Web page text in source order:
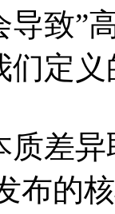
致”
们定
异
布的